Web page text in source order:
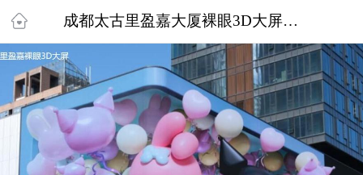
成都太古里盈嘉大厦裸眼3D大屏广告